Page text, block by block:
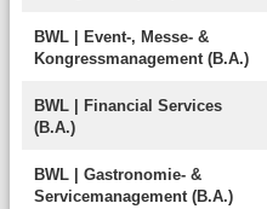
BWL | Event-, Messe- &
Kongressmanagement (B.A.)
BWL | Financial Services
(B.A.)
BWL | Gastronomie- &
Servicemanagement (B.A.)